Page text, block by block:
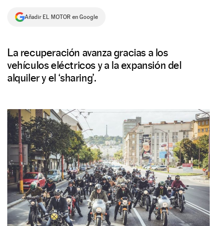
NEWSLETTER
Añadir EL MOTOR en Google
La recuperación avanza gracias a los
vehículos eléctricos y a la expansión del
alquiler y el ‘sharing’.